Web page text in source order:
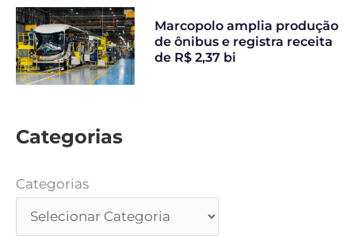
Marcopolo amplia produção
de ônibus e registra receita
de R$ 2,37 bi
Categorias
Categorias